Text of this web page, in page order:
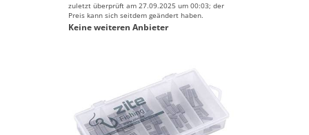
zuletzt überprüft am 27.09.2025 um 00:03; der
Preis kann sich seitdem geändert haben.
Keine weiteren Anbieter